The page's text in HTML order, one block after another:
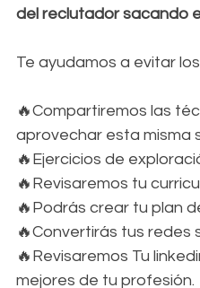
del reclutador sacando
Te ayudamos a evitar
🔥Compartiremos las
aprovechar esta misma
🔥Ejercicios de
🔥Revisaremos tu
🔥Podrás crear tu plan
🔥Convertirás tus redes
🔥Revisaremos Tu
mejores de tu profesión.